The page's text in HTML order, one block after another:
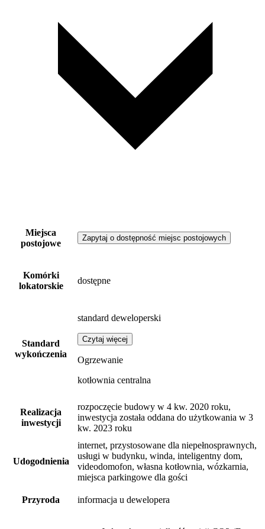
Miejsca
postojowe
Zapytaj o dostępność miejsc postojowych
Komórki
lokatorskie
dostępne
Standard
wykończenia
standard deweloperski
Czytaj więcej
Ogrzewanie
kotłownia centralna
Realizacja
inwestycji
rozpoczęcie budowy w 4 kw. 2020 roku,
inwestycja została oddana do użytkowania w 3
kw. 2023 roku
Udogodnienia
internet, przystosowane dla niepełnosprawnych,
usługi w budynku, winda, inteligentny dom,
videodomofon, własna kotłownia, wózkarnia,
miejsca parkingowe dla gości
Przyroda informacja u dewelopera